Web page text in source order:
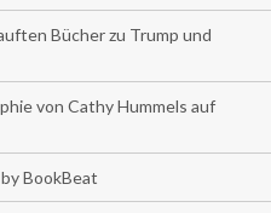
Bücher zu Trump und
von Cathy Hummels auf
BookBeat